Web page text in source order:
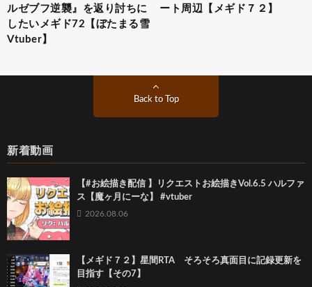
ルゼブフ逆襲』を返り討ちに
したいメギド72【ぼたまる雪
Vtuber】
ート周辺【メギド７２】
Back to Top
新着動画
【#お絵描き配信 】リクエストお絵描きVol.6.5 ハルファ
ス【魔ヶ月にーな】 #vtuber
2026.08.06
【メギド７２】星間RTA そろそろ真面目に記録更新を
目指す【その7】